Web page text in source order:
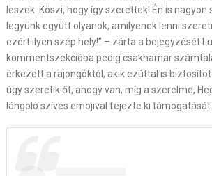
leszek. Köszi, hogy így szerettek! Én is
legyünk együtt olyanok, amilyenek lenni
ezért ilyen szép hely!” – zárta a bejegyzését
kommentszekcióba pedig csakhamar
érkezett a rajongóktól, akik ezúttal is
úgy szeretik őt, ahogy van, míg a szerelme,
lángoló szíves emojival fejezte ki támogatását.